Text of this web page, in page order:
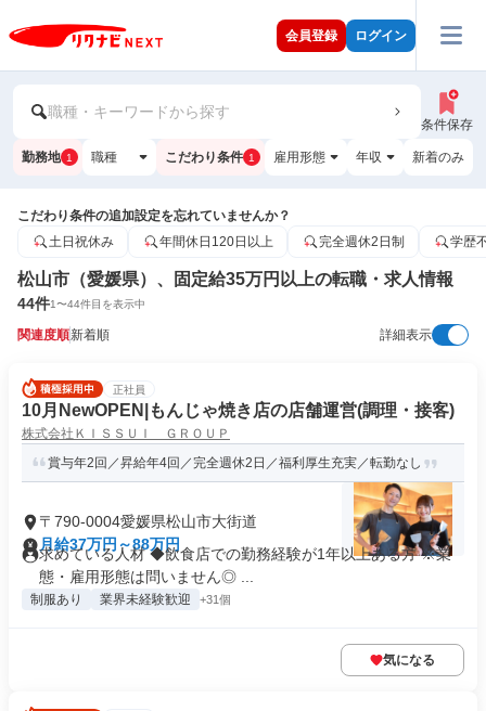
会員登録 ログイン
職種・キーワードから探す
条件保存
勤務地 1 職種 こだわり条件 1 雇用形態 年収 新着のみ
こだわり条件の追加設定を忘れていませんか？
土日祝休み
年間休日120日以上 完全週休2日制 学歴
松山市（愛媛県）、固定給35万円以上の転職・求人情報
44件1〜44件目を表示中
関連度順新着順 詳細表示
正社員
10月NewOPEN|もんじゃ焼き店の店舗運営(調理・接客)
株式会社ＫＩＳＳＵＩ ＧＲＯＵＰ
賞与年2回／昇給年4回／完全週休2日／福利厚生充実／転勤なし
〒790-0004愛媛県松山市大街道
月給37万円～88万円
求めている人材 ◆飲食店での勤務経験が1年以上ある方 ※業
態・雇用形態は問いません◎ ...
制服あり 業界未経験歓迎 +31個
気になる